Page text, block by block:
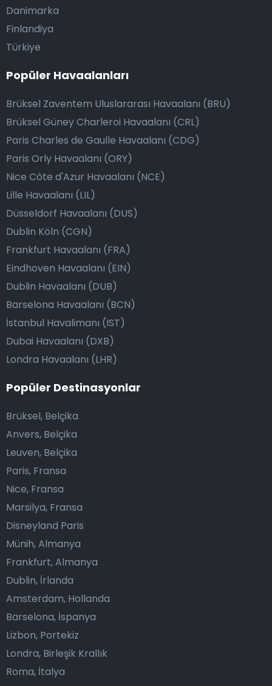
Danimarka
Finlandiya
Türkiye
Popüler Havaalanları
Brüksel Zaventem Uluslararası Havaalanı (BRU)
Brüksel Güney Charleroi Havaalanı (CRL)
Paris Charles de Gaulle Havaalanı (CDG)
Paris Orly Havaalanı (ORY)
Nice Côte d'Azur Havaalanı (NCE)
Lille Havaalanı (LIL)
Düsseldorf Havaalanı (DUS)
Dublin Köln (CGN)
Frankfurt Havaalanı (FRA)
Eindhoven Havaalanı (EIN)
Dublin Havaalanı (DUB)
Barselona Havaalanı (BCN)
İstanbul Havalimanı (IST)
Dubai Havaalanı (DXB)
Londra Havaalanı (LHR)
Popüler Destinasyonlar
Brüksel, Belçika
Anvers, Belçika
Leuven, Belçika
Paris, Fransa
Nice, Fransa
Marsilya, Fransa
Disneyland Paris
Münih, Almanya
Frankfurt, Almanya
Dublin, İrlanda
Amsterdam, Hollanda
Barselona, İspanya
Lizbon, Portekiz
Londra, Birleşik Krallık
Roma, İtalya